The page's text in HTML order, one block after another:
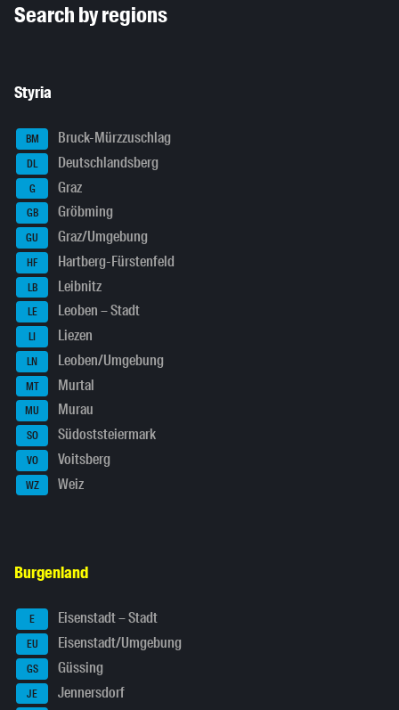
Search by regions
Styria
BM Bruck-Mürzzuschlag
DL Deutschlandsberg
G Graz
GB Gröbming
GU Graz/Umgebung
HF Hartberg-Fürstenfeld
LB Leibnitz
LE Leoben – Stadt
LI Liezen
LN Leoben/Umgebung
MT Murtal
MU Murau
SO Südoststeiermark
VO Voitsberg
WZ Weiz
Burgenland
E Eisenstadt – Stadt
EU Eisenstadt/Umgebung
GS Güssing
JE
Jennersdorf